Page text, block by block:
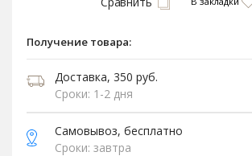
Получение товара:
Доставка, 350 руб.
Сроки: 1-2 дня
Самовывоз, бесплатно
Сроки: завтра